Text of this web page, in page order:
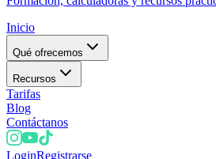
Inicio
Qué ofrecemos
Recursos
Tarifas
Blog
Contáctanos
LoginRegistrarse